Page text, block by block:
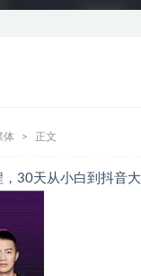
体 正文
30天从小白到抖音